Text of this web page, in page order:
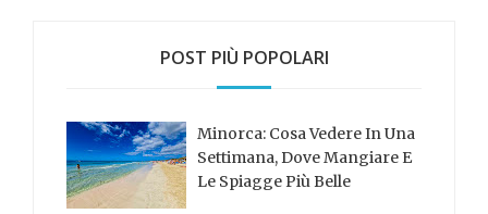
POST PIÙ POPOLARI
Minorca: Cosa Vedere In Una
Settimana, Dove Mangiare E
Le Spiagge Più Belle